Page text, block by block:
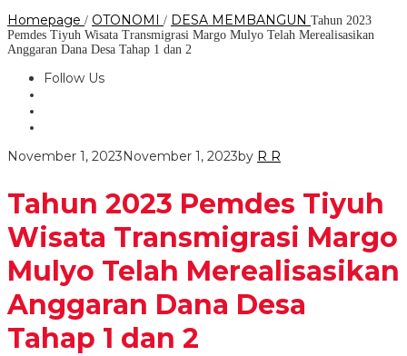
Homepage / OTONOMI / DESA MEMBANGUN Tahun 2023
Pemdes Tiyuh Wisata Transmigrasi Margo Mulyo Telah Merealisasikan
Anggaran Dana Desa Tahap 1 dan 2
Follow Us
November 1, 2023November 1, 2023by R R
Tahun 2023 Pemdes Tiyuh
Wisata Transmigrasi Margo
Mulyo Telah Merealisasikan
Anggaran Dana Desa
Tahap 1 dan 2